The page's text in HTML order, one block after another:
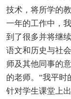
技术，将所学的
一年的工作中，
到了很多并将继
语文和历史与社
师及其他同事的
的老师。”我平时
针对学生课堂上